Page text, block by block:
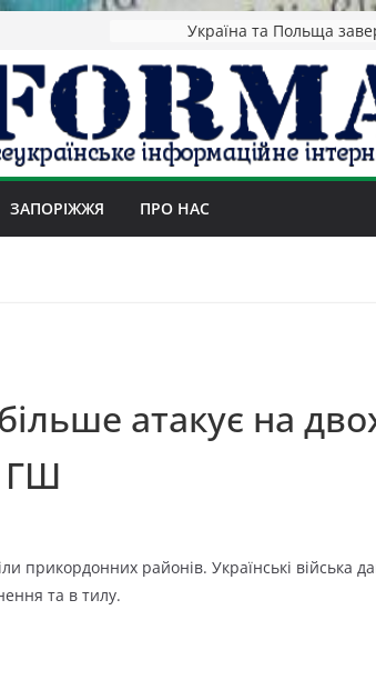
ЗАПОРІЖЖЯ ПРО НАС
атакує на
ГШ
прикордонних районів. Українські війська
та в тилу.